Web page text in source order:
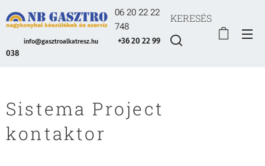
06 20 22 22
748
info@gasztroalkatresz.hu
+36 20 22 99
038
KERESÉS
Sistema Project
kontaktor